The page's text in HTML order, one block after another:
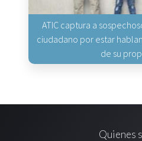
ATIC captura a
ciudadano por estar
de su
Quienes